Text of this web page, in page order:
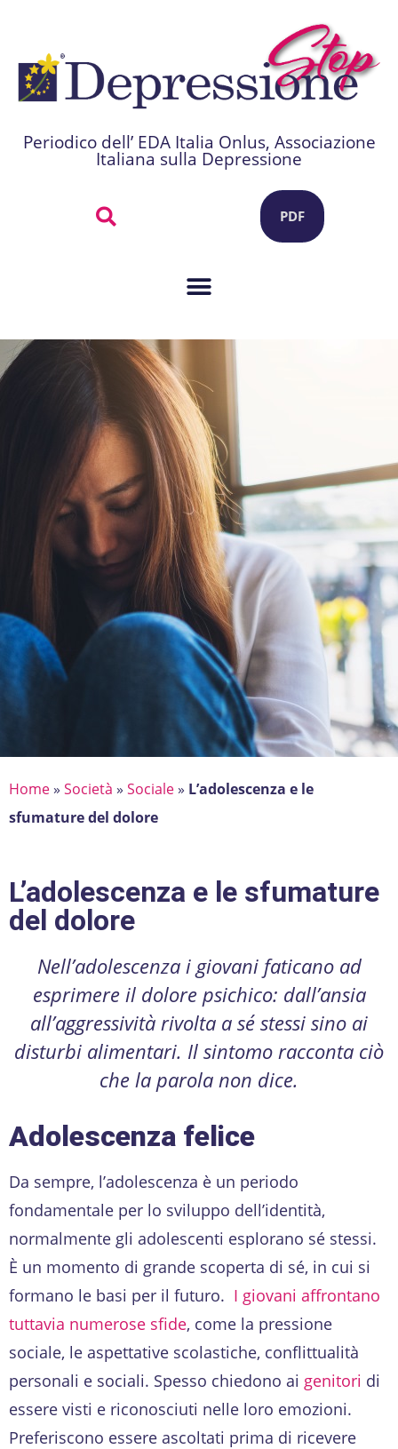
Periodico dell’ EDA Italia Onlus, Associazione
Italiana sulla Depressione
PDF
Home» Società » Sociale» L’adolescenza e le
sfumature del dolore
L’adolescenza e le sfumature
del dolore
Nell’adolescenza i giovani faticano ad
esprimere il dolore psichico: dall’ansia
all’aggressività rivolta a sé stessi sino ai
disturbi alimentari. Il sintomo racconta ciò
che la parola non dice.
Adolescenza felice
Da sempre, l’adolescenza è un periodo
fondamentale per lo sviluppo dell’identità,
normalmente gli adolescenti esplorano sé stessi.
È un momento di grande scoperta di sé, in cui si
formano le basi per il futuro. I giovani affrontano
tuttavia numerose sfide, come la pressione
sociale, le aspettative scolastiche, conflittualità
personali e sociali. Spesso chiedono ai genitori di
essere visti e riconosciuti nelle loro emozioni.
Preferiscono essere ascoltati prima di ricevere